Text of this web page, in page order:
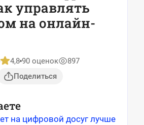
управлять
на онлайн-
4,8 90 оценок
897
Поделиться
на цифровой досуг лучше